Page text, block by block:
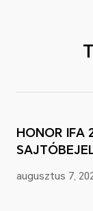
augusztus 7,
HONOR IFA